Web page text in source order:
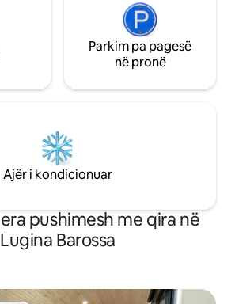
Parkim pa pagesë
në pronë
Ajër i kondicionuar
pushimesh me qira në
Lugina Barossa